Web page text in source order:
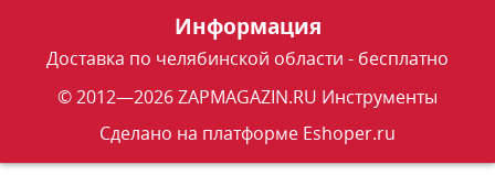
Информация
Доставка по челябинской области - бесплатно
© 2012—2026 ZAPMAGAZIN.RU Инструменты
Сделано на платформе Eshoper.ru